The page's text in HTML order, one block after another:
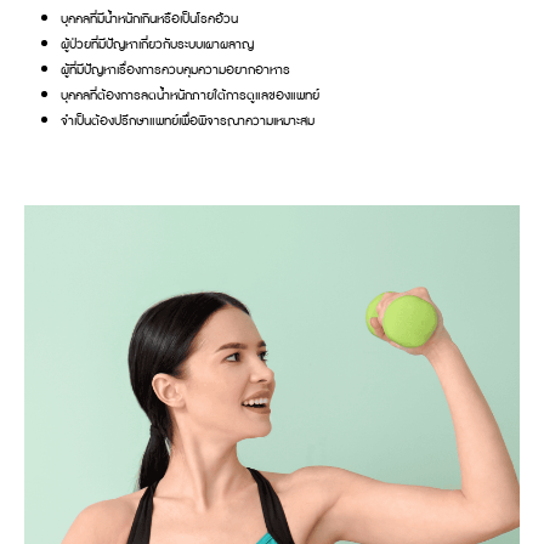
บุคคลที่มีน้ำหนักเกินหรือเป็นโรคอ้วน
ผู้ป่วยที่มีปัญหาเกี่ยวกับระบบเผาผลาญ
ผู้ที่มีปัญหาเรื่องการควบคุมความอยากอาหาร
บุคคลที่ต้องการลดน้ำหนักภายใต้การดูแลของแพทย์
จำเป็นต้องปรึกษาแพทย์เพื่อพิจารณาความเหมาะสม